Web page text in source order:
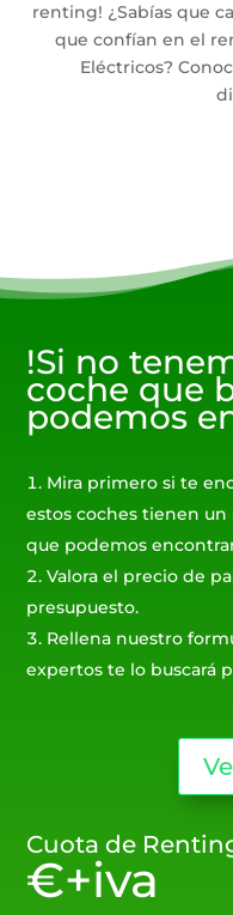
renting! ¿Sabías que
que confían en el
Eléctricos?
!Si no
coche que
podemos
Mira primero si te
estos coches tienen
que podemos
Valora el precio de
presupuesto.
Rellena nuestro
expertos te lo buscará
Cuota de
€+iva